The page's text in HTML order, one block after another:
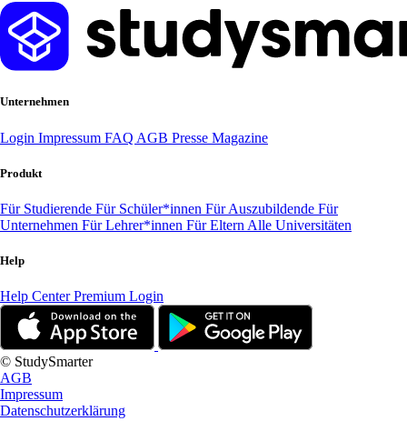
Unternehmen
Login Impressum FAQ AGB Presse Magazine
Produkt
Für Studierende Für Schüler*innen Für Auszubildende Für
Unternehmen Für Lehrer*innen Für Eltern Alle Universitäten
Help
Help CenterPremium Login
© StudySmarter
AGB
Impressum
Datenschutzerklärung